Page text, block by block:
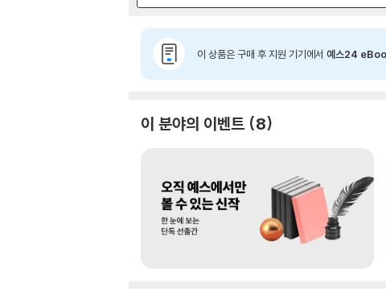
이 상품은 구매 후 지원 기기에서 예스24
이 분야의 이벤트 8